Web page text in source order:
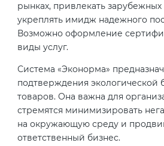
рынках, привлекать
укреплять имидж надежного
Возможно оформление
виды услуг.
Система «Эконорма»
подтверждения экологической
товаров. Она важна для
стремятся минимизировать
на окружающую среду и
ответственный бизнес.